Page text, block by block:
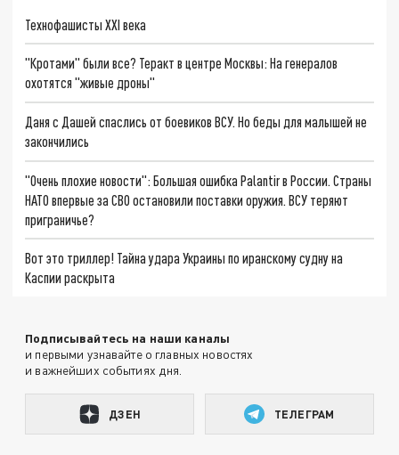
Технофашисты XXI века
"Кротами" были все? Теракт в центре Москвы: На генералов
охотятся "живые дроны"
Даня с Дашей спаслись от боевиков ВСУ. Но беды для малышей не
закончились
"Очень плохие новости": Большая ошибка Palantir в России. Страны
НАТО впервые за СВО остановили поставки оружия. ВСУ теряют
приграничье?
Вот это триллер! Тайна удара Украины по иранскому судну на
Каспии раскрыта
Подписывайтесь на наши каналы
и первыми узнавайте о главных новостях
и важнейших событиях дня.
ДЗЕН ТЕЛЕГРАМ